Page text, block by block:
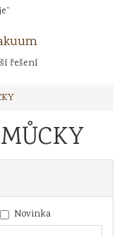
řešení
Novinka